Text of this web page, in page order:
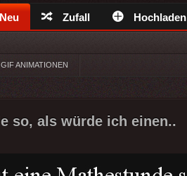
Neu Zufall Hochladen
GIF ANIMATIONEN
so, als würde ich einen..